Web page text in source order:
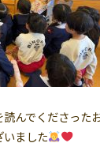
んでくださった
ました